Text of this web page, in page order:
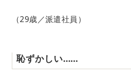
（29歳／派遣社員）
恥ずかしい……